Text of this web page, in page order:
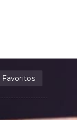
Favoritos